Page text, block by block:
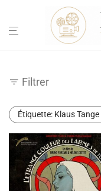
Filtrer
Étiquette: Klaus Tange